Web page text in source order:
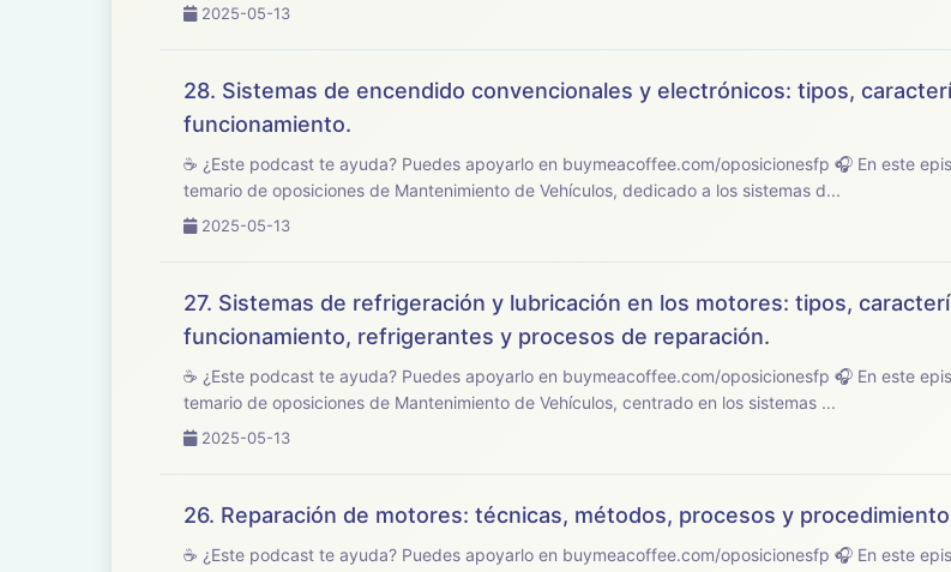
2025-05-13
28. Sistemas de encendido convencionales y electrónicos: tipos,
funcionamiento.
☕ ¿Este podcast te ayuda? Puedes apoyarlo en buymeacoffee.com/oposicionesfp 🎧 En este episodio abordamos el tema 28 del
temario de oposiciones de Mantenimiento de Vehículos, dedicado a los sistemas d...
2025-05-13
27. Sistemas de refrigeración y lubricación en los motores: tipos,
funcionamiento, refrigerantes y procesos de reparación.
☕ ¿Este podcast te ayuda? Puedes apoyarlo en buymeacoffee.com/oposicionesfp 🎧 En este episodio repasamos el tema 27 del
temario de oposiciones de Mantenimiento de Vehículos, centrado en los sistemas ...
2025-05-13
26. Reparación de motores: técnicas, métodos, procesos y
☕ ¿Este podcast te ayuda? Puedes apoyarlo en buymeacoffee.com/oposicionesfp 🎧 En este episodio tratamos el tema 26 del temario